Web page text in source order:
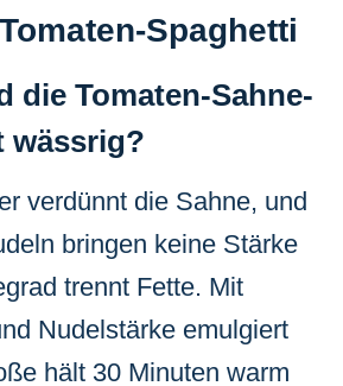
Spaghetti
die Tomaten-Sahne-
wässrig?
verdünnt die Sahne, und
bringen keine Stärke
trennt Fette. Mit
Nudelstärke emulgiert
hält 30 Minuten warm